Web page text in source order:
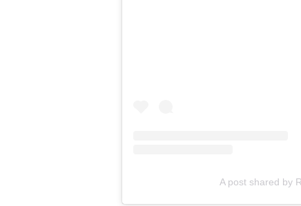
A post shared by